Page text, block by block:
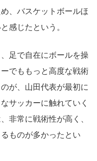
、バスケットボールほ
感じたという。
足で自在にボールを操
でももっと高度な戦術
が、山田代表が最初に
サッカーに触れていく
非常に戦術性が高く、
ものが多かったとい